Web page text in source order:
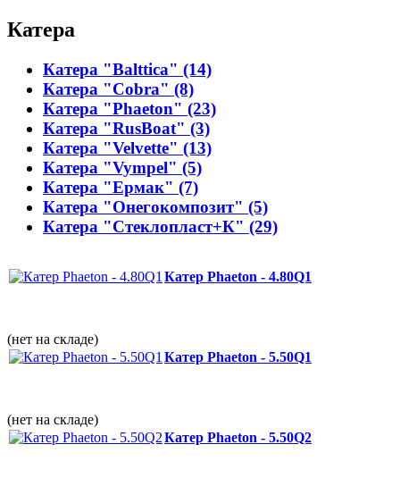
Катера
Катера "Balttica" (14)
Катера "Cobra" (8)
Катера "Phaeton" (23)
Катера "RusBoat" (3)
Катера "Velvette" (13)
Катера "Vympel" (5)
Катера "Ермак" (7)
Катера "Онегокомпозит" (5)
Катера "Стеклопласт+К" (29)
Катер Phaeton - 4.80Q1
(нет на складе)
Катер Phaeton - 5.50Q1
(нет на складе)
Катер Phaeton - 5.50Q2